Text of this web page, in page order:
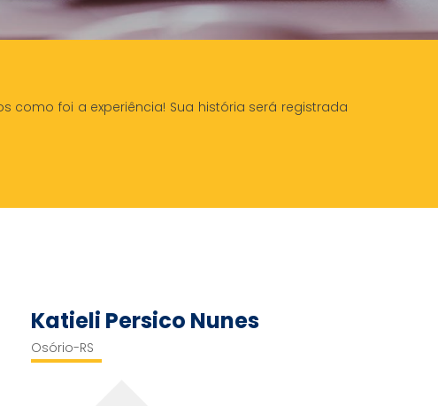
como foi a experiência! Sua história será registrada
Katieli Persico Nunes
Osório-RS